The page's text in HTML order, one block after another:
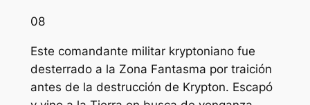
08
Este comandante militar kryptoniano fue
desterrado a la Zona Fantasma por traición
antes de la destrucción de Krypton. Escapó